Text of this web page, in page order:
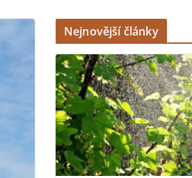
Nejnovější články